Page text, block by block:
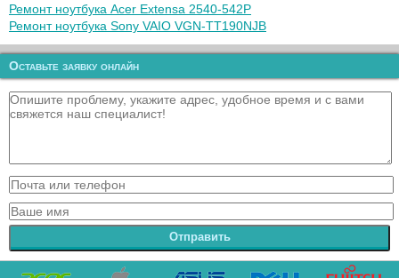
Ремонт ноутбука Acer Extensa 2540-542P
Ремонт ноутбука Sony VAIO VGN-TT190NJB
Оставьте заявку онлайн
Отправить